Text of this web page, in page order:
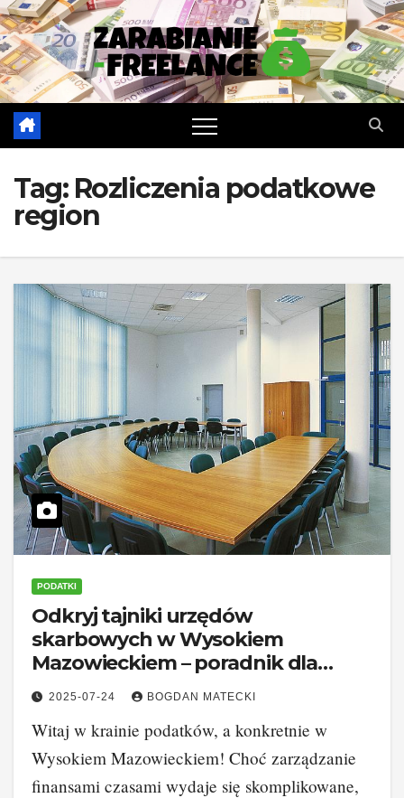
Skip
to
content
Tag: Rozliczenia podatkowe
region
PODATKI
Odkryj tajniki urzędów
skarbowych w Wysokiem
Mazowieckiem – poradnik dla
podatników
2025-07-24 BOGDAN MATECKI
Witaj w krainie podatków, a konkretnie w
Wysokiem Mazowieckiem! Choć zarządzanie
finansami czasami wydaje się skomplikowane,